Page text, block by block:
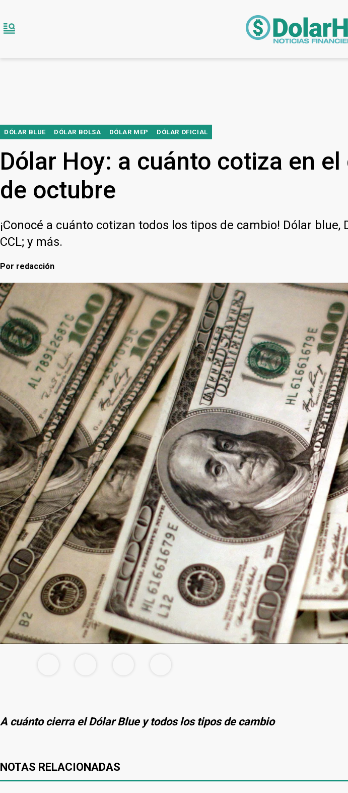
DÓLAR BLUE DÓLAR BOLSA DÓLAR MEP DÓLAR OFICIAL
Dólar Hoy: a cuánto cotiza en
de octubre
¡Conocé a cuánto cotizan todos los tipos de cambio! Dólar
CCL; y más.
Por redacción
A cuánto cierra el Dólar Blue y todos los tipos de cambio
NOTAS RELACIONADAS